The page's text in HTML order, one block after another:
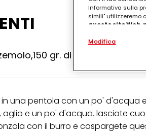
gr. di gorgonzola
una pentola con un po' d'acqua
aglio e un po' d'acqua. lasciate
con il burro e cospargete
Informativa sulla
simili" utilizzeremo
questo sito
.
(rispettivamente
terzi, conservare
identificati) su
Puoi trovare
collegata nel piè di
qualsiasi
collegata nel piè di
Modifica